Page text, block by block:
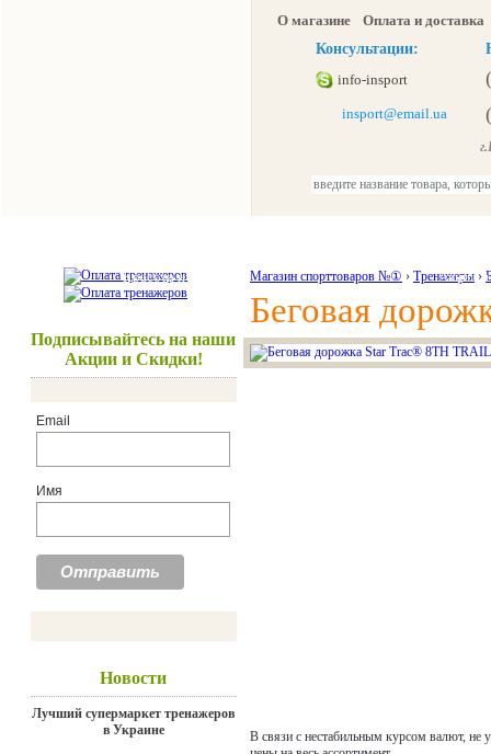
О магазине
Оплата и доставка
Консультации:
info-insport
insport@email.ua
Красота и здоровье Акции и
Подписывайтесь на наши
Акции и Скидки!
Email
Имя
Новости
Лучший супермаркет тренажеров
в Украине
Магазин спорттоваров №① › Тренажеры ›
Беговая
В связи с нестабильным курсом валют, не